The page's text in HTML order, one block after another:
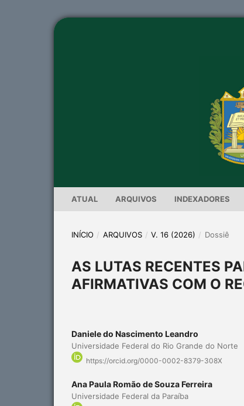
ATUAL ARQUIVOS INDEXADORES
INÍCIO / ARQUIVOS / V. 16 (2026) / Dossiê
AS LUTAS RECENTES
AFIRMATIVAS COM O
Daniele do Nascimento Leandro
Universidade Federal do Rio Grande do Norte
https://orcid.org/0000-0002-8379-308X
Ana Paula Romão de Souza Ferreira
Universidade Federal da Paraíba